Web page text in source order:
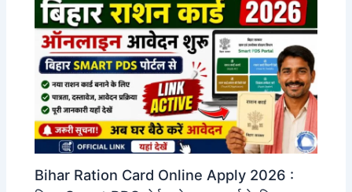
Bihar Ration Card Online Apply 2026 :